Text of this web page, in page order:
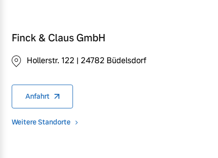
Finck & Claus GmbH
Hollerstr. 122 | 24782 Büdelsdorf
Anfahrt
Weitere Standorte